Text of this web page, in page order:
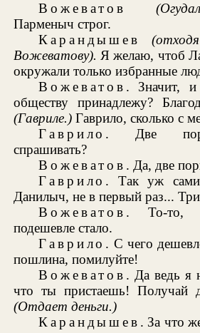
Вожеватов
Парменыч строг.
Карандышев
Вожеватову). Я желаю, чтоб
окружали только избранные
Вожеватов . Значит,
обществу принадлежу?
(Гавриле.) Гаврило, сколько с
Гаврило . Две
спрашивать?
Вожеватов . Да, две
Гаврило . Так уж сами
Данилыч, не в первый раз...
Вожеватов . То-то,
подешевле стало.
Гаврило . С чего
пошлина, помилуйте!
Вожеватов . Да ведь я
что ты пристаешь! Получай
(Отдает деньги.)
Карандышев . За что